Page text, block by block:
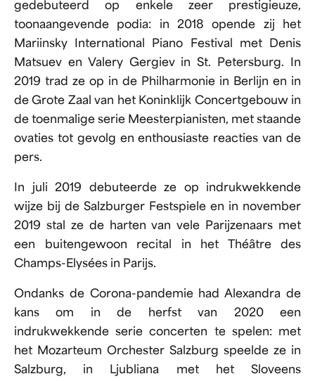
gedebuteerd op enkele zeer prestigieuze,
toonaangevende podia: in 2018 opende zij het
Mariinsky International Piano Festival met Denis
Matsuev en Valery Gergiev in St. Petersburg. In
2019 trad ze op in de Philharmonie in Berlijn en in
de Grote Zaal van het Koninklijk Concertgebouw in
de toenmalige serie Meesterpianisten, met staande
ovaties tot gevolg en enthousiaste reacties van de
pers.
In juli 2019 debuteerde ze op indrukwekkende
wijze bij de Salzburger Festspiele en in november
2019 stal ze de harten van vele Parijzenaars met
een buitengewoon recital in het Théâtre des
Champs-Elysées in Parijs.
Ondanks de Corona-pandemie had Alexandra de
kans om in de herfst van 2020 een
indrukwekkende serie concerten te spelen: met
het Mozarteum Orchester Salzburg speelde ze in
Salzburg, in Ljubliana met het Sloveens